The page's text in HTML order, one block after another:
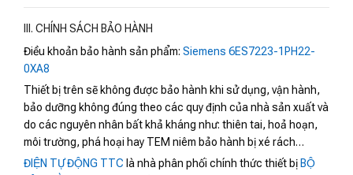
III. CHÍNH SÁCH BẢO HÀNH
Điều khoản bảo hành sản phẩm: Siemens 6ES7223-1PH22-
0XA8
Thiết bị trên sẽ không được bảo hành khi sử dụng, vận hành,
bảo dưỡng không đúng theo các quy định của nhà sản xuất và
do các nguyên nhân bất khả kháng như: thiên tai, hoả hoạn,
môi trường, phá hoại hay TEM niêm bảo hành bị xé rách…
ĐIỆN TỰ ĐỘNG TTC là nhà phân phối chính thức thiết bị BỘ